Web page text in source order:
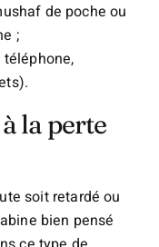
de poche ou
;
téléphone,
la perte
soit retardé ou
bien pensé